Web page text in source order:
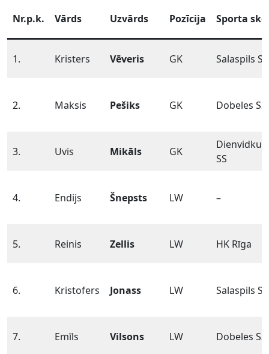
Nr.p.k. Vārds Uzvārds Pozīcija Sporta
1. Kristers Vēveris GK Salaspils SS
2. Maksis Pešiks GK Dobeles SS
3. Uvis Mikāls GK
SS
4. Endijs Šnepsts LW –
5. Reinis Zellis LW HK Rīga
6. Kristofers Jonass LW Salaspils SS
7. Emīls Vilsons LW Dobeles SS